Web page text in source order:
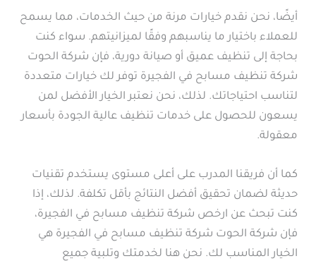
أيضًا، نحن نقدم خيارات مرنة من حيث الخدمات، مما يسمح
للعملاء باختيار ما يناسبهم وفقًا لميزانيتهم. سواء كنت
بحاجة إلى تنظيف عميق أو صيانة دورية، فإن شركة الحوت
شركة تنظيف مسابح في الفجيرة توفر لك خيارات متعددة
لتناسب احتياجاتك. لذلك، نحن نعتبر الخيار الأفضل لمن
يسعون للحصول على خدمات تنظيف عالية الجودة بأسعار
معقولة.
كما أن فريقنا المدرب على أعلى مستوى يستخدم تقنيات
حديثة لضمان تحقيق أفضل النتائج بأقل تكلفة. لذلك، إذا
كنت تبحث عن ارخص شركة تنظيف مسابح في الفجيرة،
فإن شركة الحوت شركة تنظيف مسابح في الفجيرة هي
الخيار المناسب لك. نحن هنا لخدمتك وتلبية جميع